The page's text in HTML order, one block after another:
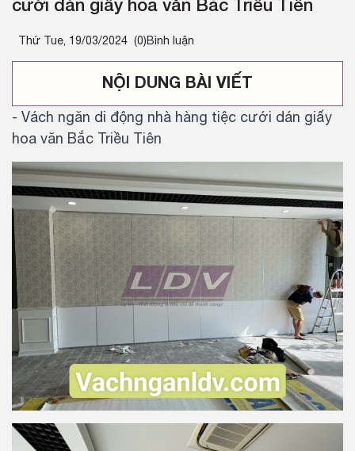
cưới dán giấy hoa văn Bắc Triều Tiên
Thứ Tue, 19/03/2024 (0)Bình luận
NỘI DUNG BÀI VIẾT
- Vách ngăn di động nhà hàng tiệc cưới dán giấy
hoa văn Bắc Triều Tiên